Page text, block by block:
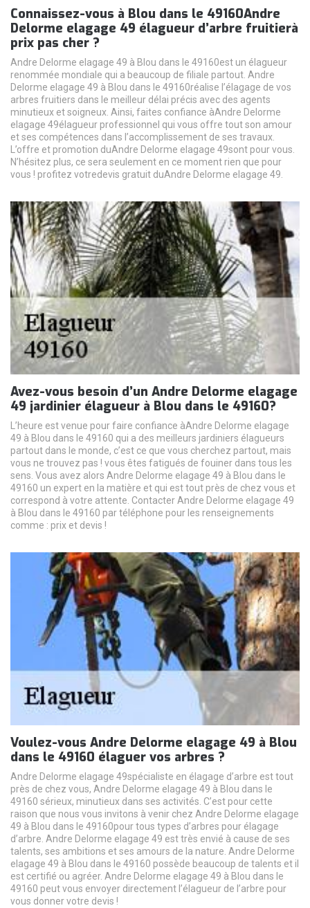
Connaissez-vous à Blou dans le 49160Andre
Delorme elagage 49 élagueur d’arbre fruitierà
prix pas cher ?
Andre Delorme elagage 49 à Blou dans le 49160est un élagueur
renommée mondiale qui a beaucoup de filiale partout. Andre
Delorme elagage 49 à Blou dans le 49160réalise l’élagage de vos
arbres fruitiers dans le meilleur délai précis avec des agents
minutieux et soigneux. Ainsi, faites confiance àAndre Delorme
elagage 49élagueur professionnel qui vous offre tout son amour
et ses compétences dans l’accomplissement de ses travaux.
L’offre et promotion duAndre Delorme elagage 49sont pour vous.
N’hésitez plus, ce sera seulement en ce moment rien que pour
vous ! profitez votredevis gratuit duAndre Delorme elagage 49.
Avez-vous besoin d’un Andre Delorme elagage
49 jardinier élagueur à Blou dans le 49160?
L’heure est venue pour faire confiance àAndre Delorme elagage
49 à Blou dans le 49160 qui a des meilleurs jardiniers élagueurs
partout dans le monde, c’est ce que vous cherchez partout, mais
vous ne trouvez pas ! vous êtes fatigués de fouiner dans tous les
sens. Vous avez alors Andre Delorme elagage 49 à Blou dans le
49160 un expert en la matière et qui est tout près de chez vous et
correspond à votre attente. Contacter Andre Delorme elagage 49
à Blou dans le 49160 par téléphone pour les renseignements
comme : prix et devis !
Voulez-vous Andre Delorme elagage 49 à Blou
dans le 49160 élaguer vos arbres ?
Andre Delorme elagage 49spécialiste en élagage d’arbre est tout
près de chez vous, Andre Delorme elagage 49 à Blou dans le
49160 sérieux, minutieux dans ses activités. C’est pour cette
raison que nous vous invitons à venir chez Andre Delorme elagage
49 à Blou dans le 49160pour tous types d’arbres pour élagage
d’arbre. Andre Delorme elagage 49 est très envié à cause de ses
talents, ses ambitions et ses amours de la nature. Andre Delorme
elagage 49 à Blou dans le 49160 possède beaucoup de talents et il
est certifié ou agréer. Andre Delorme elagage 49 à Blou dans le
49160 peut vous envoyer directement l’élagueur de l’arbre pour
vous donner votre devis !